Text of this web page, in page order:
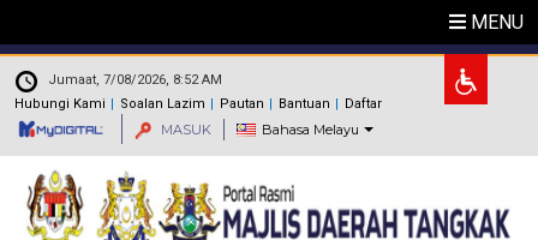
MENU
.
Jumaat, 7/08/2026, 8:52 AM
Hubungi Kami
Soalan Lazim Pautan Bantuan Daftar
MASUK Bahasa Melayu